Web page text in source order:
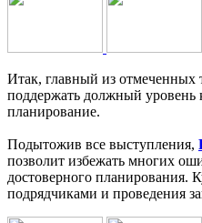
Итак, главный из отмеченных
поддержать должный уровень
планирование.
Подытожив все выступления,
позволит избежать многих
достоверного планирования.
подрядчиками и проведения